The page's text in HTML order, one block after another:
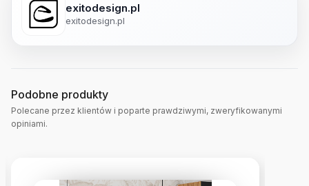
exitodesign.pl
exitodesign.pl
Podobne produkty
Polecane przez klientów i poparte prawdziwymi, zweryfikowanymi
opiniami.